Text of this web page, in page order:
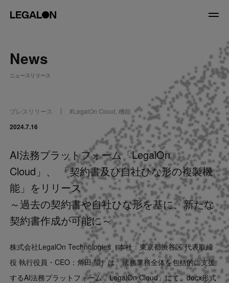
About
役員紹介
Service
News
Recruit
LegalOn Now
Contact
US website
News
ニュースリリース
プレスリリース #LegalOn Cloud ,機能
2024.7.16
AI法務プラットフォーム「LegalOn
Cloud」、 「契約書及び自社ひな形の複製機
能」をリリース
～過去の契約書や自社ひな形を基に、新たな
契約書作成が可能に～
株式会社LegalOn Technologies（本社：東京都渋谷区 代表取締
役 執行役員・CEO：角田 望）は、法務業務全体を包括的に支援
するAI法務プラットフォーム「LegalOn Cloud」にて、docx形式